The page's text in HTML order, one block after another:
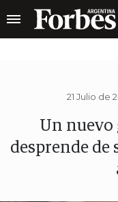
21 Julio de
Un nuevo
desprende de